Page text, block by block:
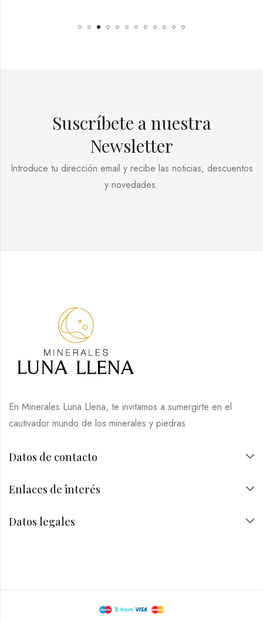
Suscríbete a nuestra
Newsletter
Introduce tu dirección email y recibe las noticias, descuentos
y novedades.
En Minerales Luna Llena, te invitamos a sumergirte en el
cautivador mundo de los minerales y piedras
Datos de contacto
Enlaces de interés
Datos legales